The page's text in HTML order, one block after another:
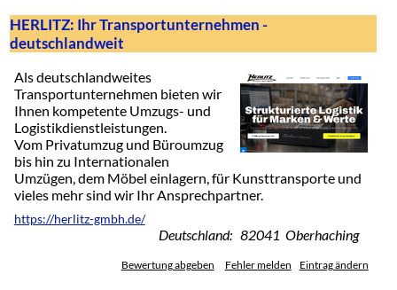
HERLITZ: Ihr Transportunternehmen -
deutschlandweit
Als deutschlandweites
Transportunternehmen bieten wir
Ihnen kompetente Umzugs- und
Logistikdienstleistungen.
Vom Privatumzug und Büroumzug
bis hin zu Internationalen
Umzügen, dem Möbel einlagern, für Kunsttransporte und
vieles mehr sind wir Ihr Ansprechpartner.
https://herlitz-gmbh.de/
Deutschland: 82041 Oberhaching
Bewertung abgeben Fehler melden Eintrag ändern